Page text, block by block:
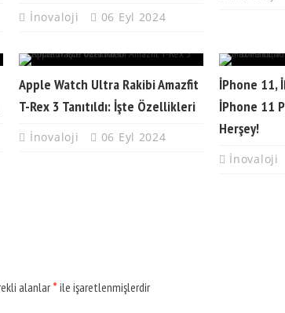
İnovaloji 06 Eyl 2024
Apple Watch Ultra Rakibi Amazfit
T-Rex 3 Tanıtıldı: İşte Özellikleri
İnovaloji 06 Eyl 2024
İPhone 11,
İPhone 11
Herşey!
İnovaloji
alanlar * ile işaretlenmişlerdir